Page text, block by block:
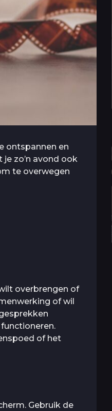
ontspannen en
zo’n avond ook
te overwegen
overbrengen of
of wil
of het
Gebruik de